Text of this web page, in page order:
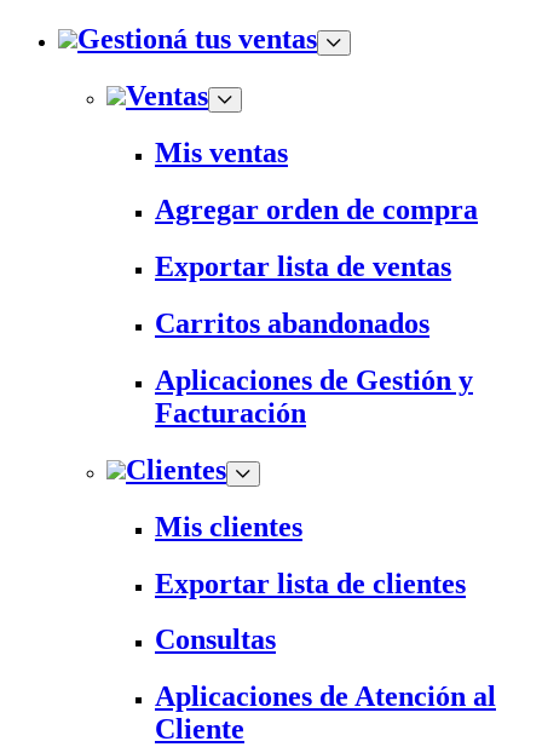
Gestioná tus ventas
Ventas
Mis ventas
Agregar orden de compra
Exportar lista de ventas
Carritos abandonados
Aplicaciones de Gestión y
Facturación
Clientes
Mis clientes
Exportar lista de clientes
Consultas
Aplicaciones de Atención al
Cliente